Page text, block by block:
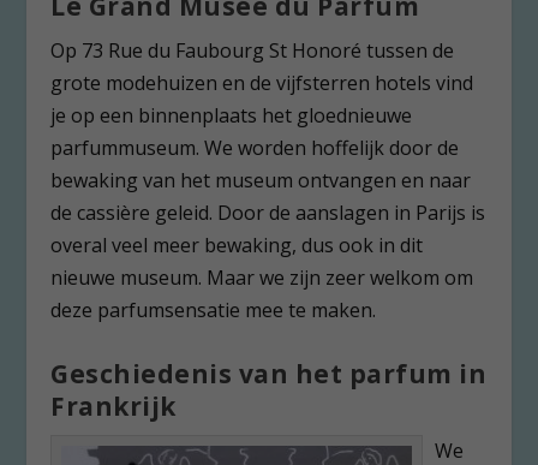
Op 73 Rue du Faubourg St Honoré tussen de
grote modehuizen en de vijfsterren hotels vind
je op een binnenplaats het gloednieuwe
parfummuseum. We worden hoffelijk door de
bewaking van het museum ontvangen en naar
de cassière geleid. Door de aanslagen in Parijs is
overal veel meer bewaking, dus ook in dit
nieuwe museum. Maar we zijn zeer welkom om
deze parfumsensatie mee te maken.
Geschiedenis van het parfum in
Frankrijk
We